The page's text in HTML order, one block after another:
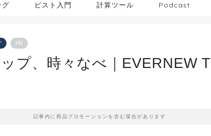
グ ピスト入門 計算ツール Podcast
PR
プ、時々なべ｜EVERNEW
記事内に商品プロモーションを含む場合があります